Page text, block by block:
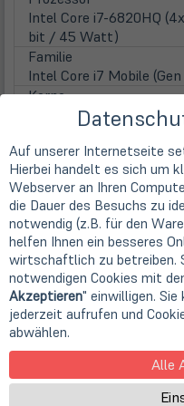
Intel Core i7-6820HQ
bit / 45 Watt)
Familie
Intel Core i7 Mobile (Gen
Kerne
4 Kerne (Quad-Core)
2,7 GHz
Max. Turbo
3,60 GHz
Prozessorgrafik
Intel HD 530 (4k
Display
Display
39,6cm15,6" TFT
Displayauflösung
1920 x 1080 Pixel (FHD)
Seitenverhältnis
Displayoberfläche
Auf unserer Internetseite
Hierbei handelt es sich um
Webserver an Ihren
die Dauer des Besuchs zu
notwendig (z.B. für den
helfen Ihnen ein besseres
wirtschaftlich zu betreiben.
notwendigen Cookies mit
Akzeptieren" einwilligen. Sie
jederzeit aufrufen und
abwählen.
Alle